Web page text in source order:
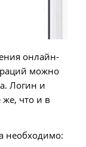
онлайн-
можно
Логин и
же, что и в
необходимо: